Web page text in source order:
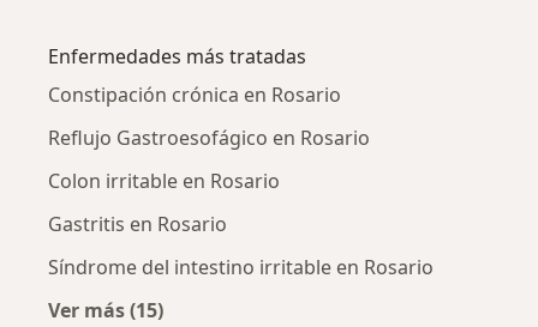
Enfermedades más tratadas
Constipación crónica en Rosario
Reflujo Gastroesofágico en Rosario
Colon irritable en Rosario
Gastritis en Rosario
Síndrome del intestino irritable en Rosario
Ver más (15)